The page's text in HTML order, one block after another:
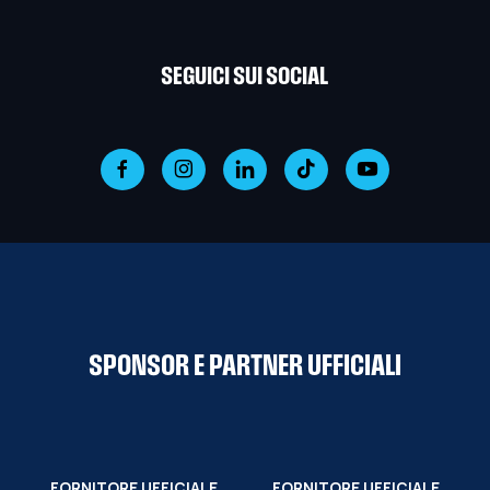
SEGUICI SUI SOCIAL
SPONSOR E PARTNER UFFICIALI